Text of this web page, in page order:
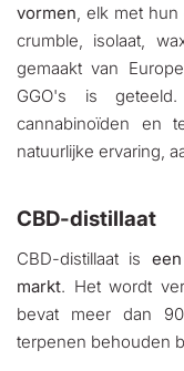
vormen , elk met
crumble, isolaat,
gemaakt van
GGO's is
cannabinoïden en
natuurlijke ervaring,
CBD-distillaat
CBD-distillaat is
markt. Het wordt
bevat meer dan
terpenen behouden